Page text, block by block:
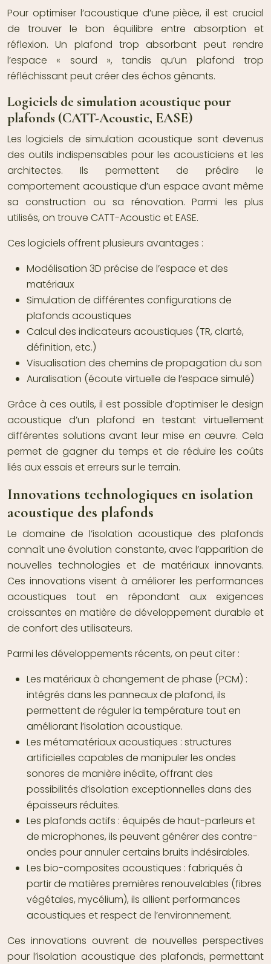
Pour optimiser l’acoustique d’une pièce, il est crucial
de trouver le bon équilibre entre absorption et
réflexion. Un plafond trop absorbant peut rendre
l’espace « sourd », tandis qu’un plafond trop
réfléchissant peut créer des échos gênants.
Logiciels de simulation acoustique pour
plafonds (CATT-Acoustic, EASE)
Les logiciels de simulation acoustique sont devenus
des outils indispensables pour les acousticiens et les
architectes. Ils permettent de prédire le
comportement acoustique d’un espace avant même
sa construction ou sa rénovation. Parmi les plus
utilisés, on trouve CATT-Acoustic et EASE.
Ces logiciels offrent plusieurs avantages :
Modélisation 3D précise de l’espace et des
matériaux
Simulation de différentes configurations de
plafonds acoustiques
Calcul des indicateurs acoustiques (TR, clarté,
définition, etc.)
Visualisation des chemins de propagation du son
Auralisation (écoute virtuelle de l’espace simulé)
Grâce à ces outils, il est possible d’optimiser le design
acoustique d’un plafond en testant virtuellement
différentes solutions avant leur mise en œuvre. Cela
permet de gagner du temps et de réduire les coûts
liés aux essais et erreurs sur le terrain.
Innovations technologiques en isolation
acoustique des plafonds
Le domaine de l’isolation acoustique des plafonds
connaît une évolution constante, avec l’apparition de
nouvelles technologies et de matériaux innovants.
Ces innovations visent à améliorer les performances
acoustiques tout en répondant aux exigences
croissantes en matière de développement durable et
de confort des utilisateurs.
Parmi les développements récents, on peut citer :
Les matériaux à changement de phase (PCM) :
intégrés dans les panneaux de plafond, ils
permettent de réguler la température tout en
améliorant l’isolation acoustique.
Les métamatériaux acoustiques : structures
artificielles capables de manipuler les ondes
sonores de manière inédite, offrant des
possibilités d’isolation exceptionnelles dans des
épaisseurs réduites.
Les plafonds actifs : équipés de haut-parleurs et
de microphones, ils peuvent générer des contre-
ondes pour annuler certains bruits indésirables.
Les bio-composites acoustiques : fabriqués à
partir de matières premières renouvelables (fibres
végétales, mycélium), ils allient performances
acoustiques et respect de l’environnement.
Ces innovations ouvrent de nouvelles perspectives
pour l’isolation acoustique des plafonds, permettant